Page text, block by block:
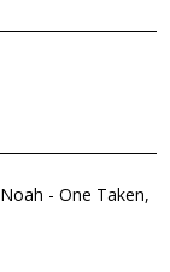
- One Taken,